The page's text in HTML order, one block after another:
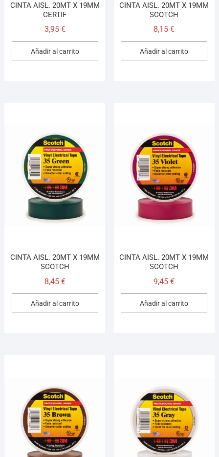
CINTA AISL. 20MT X 19MM
CERTIF
3,95 €
Añadir al carrito
CINTA AISL. 20MT X 19MM
SCOTCH
8,15€
Añadir al carrito
CINTA AISL. 20MT X 19MM
SCOTCH
8,45 €
Añadir al carrito
CINTA AISL. 20MT X 19MM
SCOTCH
9,45€
Añadir al carrito